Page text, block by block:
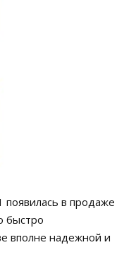
появилась в продаже
быстро
вполне надежной и